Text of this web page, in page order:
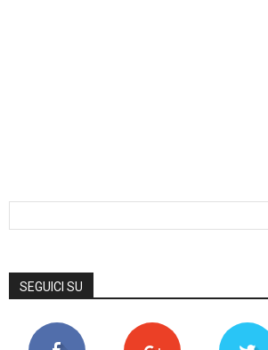
SEGUICI SU